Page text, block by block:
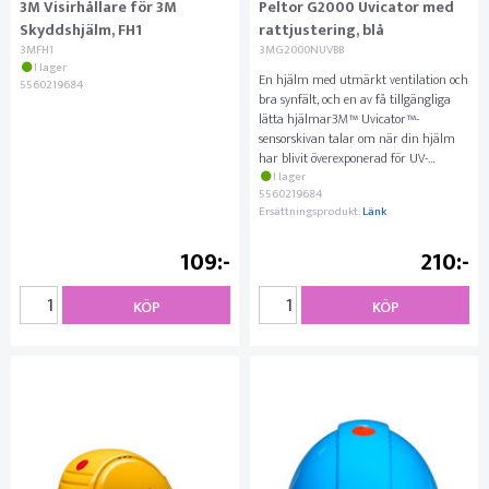
3M Visirhållare för 3M
Skyddshjälm, FH1
3MFH1
I lager
5560219684
109
KÖP
Peltor G2000 Uvicator med
rattjustering, blå
3MG2000NUVBB
En hjälm med utmärkt ventilation och
bra synfält, och en av få tillgängliga
lätta hjälmar3M™ Uvicator™-
sensorskivan talar om när din hjälm
har blivit överexponerad för UV-
strålning och måste bytas u
I lager
5560219684
Ersättningsprodukt:Länk
210
KÖP